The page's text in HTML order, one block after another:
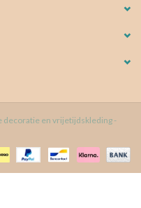
decoratie en vrijetijdskleding -